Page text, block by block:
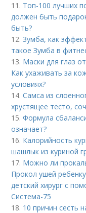
11. Топ-100 лучших
должен быть
быть?
12.Зумба, как
такое Зумба в
13. Маски для глаз
Как ухаживать за
условиях?
14.Самса из
хрустящее тесто,
15.Формула
означает?
16. Калорийность
шашлык из куриной
17. Можно ли
Прокол ушей
детский хирург с
Система-75
18. 10 причин сесть